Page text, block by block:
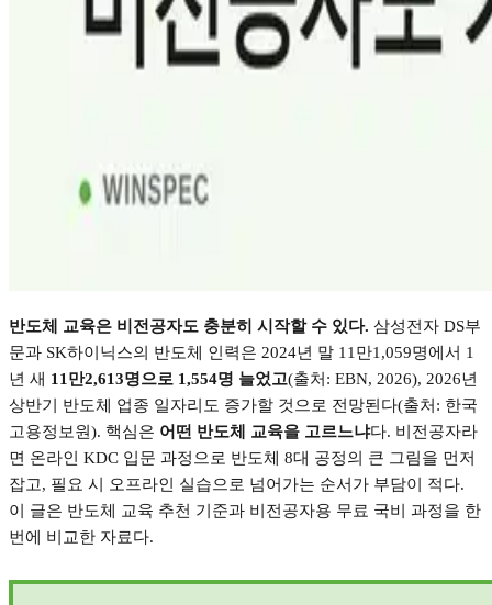
반도체 교육은 비전공자도 충분히 시작할 수 있다. 삼성전자 DS부
문과 SK하이닉스의 반도체 인력은 2024년 말 11 만1,059명에서 1
년 새 11 만2,613명으로 1,554명 늘었고(출처 : EBN, 2026), 2026년
상반기 반도체 업종 일자리도 증가할 것으로 전망된다(출처 : 한국
고용정보원). 핵심은 어떤 반도체 교육을 고르느냐다. 비전공자라
면 온라인
KDC 입문 과정으로 반도체 8대 공정의 큰 그림을 먼저
잡고, 필요 시 오프라인 실습으로 넘어가는 순서가 부담이 적다.
이 글은 반도체 교육 추천 기준과 비전공자용 무료 국비 과정을 한
번에 비교한 자료다.